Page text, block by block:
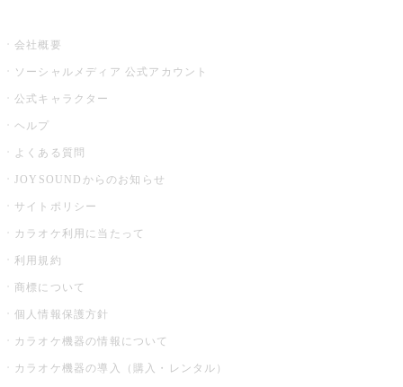
会社概要
ソーシャルメディア 公式アカウント
公式キャラクター
ヘルプ
よくある質問
JOYSOUNDからのお知らせ
サイトポリシー
カラオケ利用に当たって
利用規約
商標について
個人情報保護方針
カラオケ機器の情報について
カラオケ機器の導入（購入・レンタル）